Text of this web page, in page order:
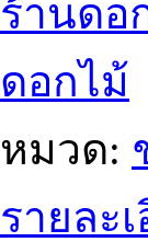
ร้านดอ
ดอกไม้
หมวด:
รายละ